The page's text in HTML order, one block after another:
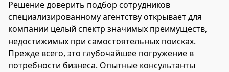
Решение доверить подбор сотрудников
специализированному агентству открывает для
компании целый спектр значимых преимуществ,
недостижимых при самостоятельных поисках.
Прежде всего, это глубочайшее погружение в
потребности бизнеса. Опытные консультанты